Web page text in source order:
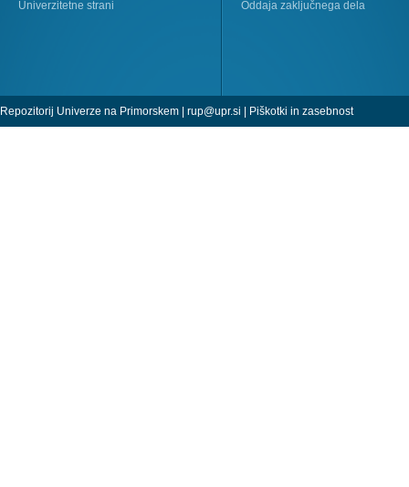
Univerzitetne strani Oddaja zaključnega dela
Repozitorij Univerze na Primorskem | rup@upr.si | Piškotki in zasebnost